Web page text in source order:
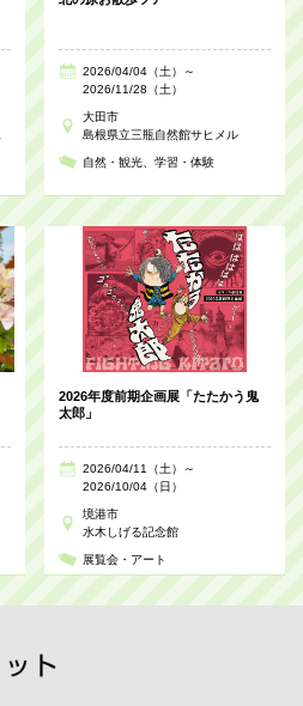
2026/04/04（土）～
2026/11/28（土）
大田市
島根県立三瓶自然館サヒメル
自然・観光 学習・体験
2026年度前期企画展「たたかう鬼
太郎」
2026/04/11（土）～
2026/10/04（日）
境港市
水木しげる記念館
展覧会・アート